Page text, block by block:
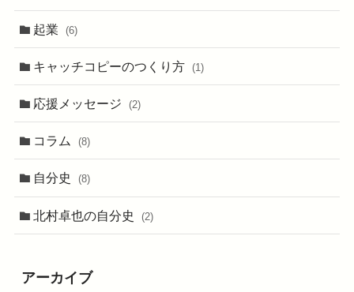
起業 (6)
キャッチコピーのつくり方 (1)
応援メッセージ (2)
コラム (8)
自分史 (8)
北村卓也の自分史 (2)
アーカイブ